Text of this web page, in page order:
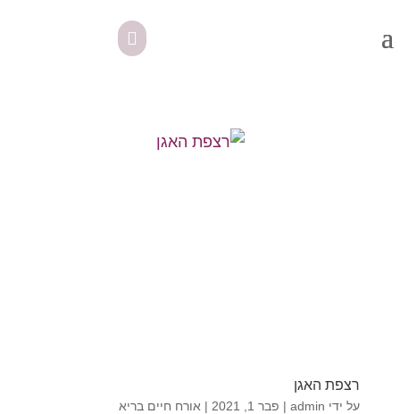
רצפת האגן
על ידי admin
| פבר 1, 2021 | אורח חיים בריא